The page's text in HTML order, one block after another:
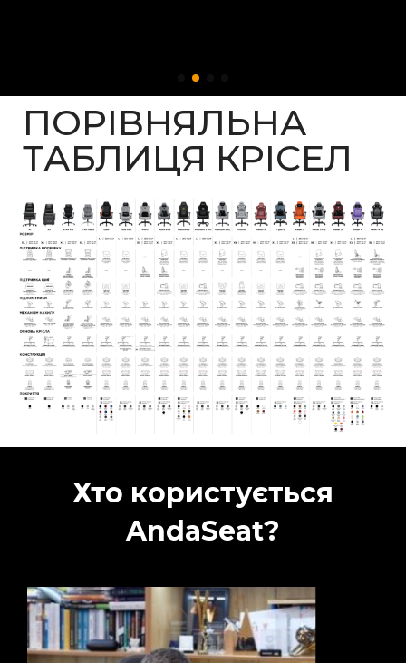
ПОРІВНЯЛЬНА
ТАБЛИЦЯ КРІСЕЛ
Хто користується
AndaSeat?